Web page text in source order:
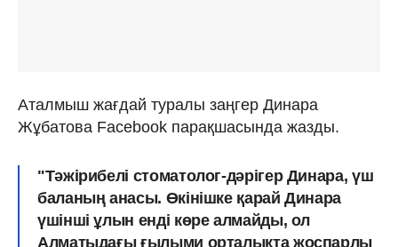
Аталмыш жағдай туралы заңгер Динара
Жұбатова Facebook парақшасында жазды.
"Тәжірибелі стоматолог-дәрігер Динара, үш
баланың анасы. Өкінішке қарай Динара
үшінші ұлын енді көре алмайды, ол
Алматыдағы ғылыми орталықта жоспарлы